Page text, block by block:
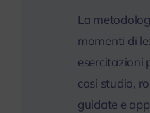
La
momenti di
esercitazioni
casi studio,
guidate e